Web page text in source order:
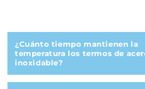
e
¿Cuánto tiempo mantienen la
temperatura los termos de
inoxidable?